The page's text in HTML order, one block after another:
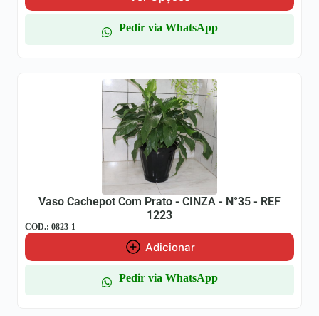
Pedir via WhatsApp
Vaso Cachepot Com Prato - CINZA - N°35 - REF
1223
COD.: 0823-1
Adicionar
Pedir via WhatsApp